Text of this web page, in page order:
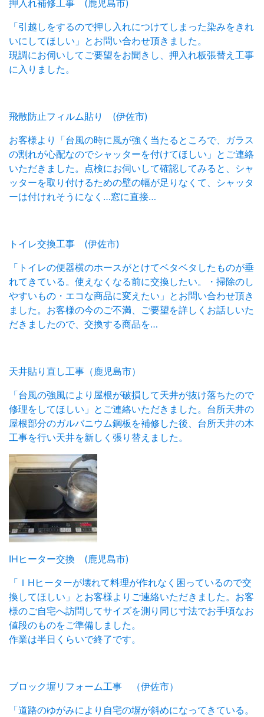
押入れ補修工事 (鹿児島市)
「引越しをするので押し入れにつけてしまった染みをきれ
いにしてほしい」とお問い合わせ頂きました。
現調にお伺いしてご要望をお聞きし、押入れ板張替え工事
に入りました。
飛散防止フィルム貼り (伊佐市)
お客様より「台風の時に風が強く当たるところで、ガラス
の割れが心配なのでシャッターを付けてほしい」とご連絡
いただきました。点検にお伺いして確認してみると、シャ
ッターを取り付けるための壁の幅が足りなくて、シャッタ
ーは付けれそうになく…窓に直接…
トイレ交換工事 (伊佐市)
「トイレの便器横のホースがとけてベタベタしたものが垂
れてきている。使えなくなる前に交換したい。・掃除のし
やすいもの・エコな商品に変えたい」とお問い合わせ頂き
ました。お客様の今のご不満、ご要望を詳しくお話しいた
だきましたので、交換する商品を…
天井貼り直し工事（鹿児島市）
「台風の強風により屋根が破損して天井が抜け落ちたので
修理をしてほしい」とご連絡いただきました。台所天井の
屋根部分のガルバニウム鋼板を補修した後、台所天井の木
工事を行い天井を新しく張り替えました。
IHヒーター交換 (鹿児島市)
「ＩHヒーターが壊れて料理が作れなく困っているので交
換してほしい」とお客様よりご連絡いただきました。お客
様のご自宅へ訪問してサイズを測り同じ寸法でお手頃なお
値段のものをご準備しました。
作業は半日くらいで終了です。
ブロック塀リフォーム工事 （伊佐市）
「道路のゆがみにより自宅の塀が斜めになってきている。